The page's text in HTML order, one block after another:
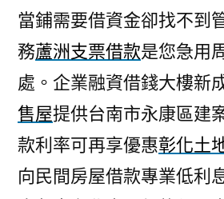
當鋪需要借資金卻找不到
務蘆洲支票借款是您急用
處。企業融資借錢大樓新
售屋提供台南市永康區建
款利率可再享優惠彰化土
向民間房屋借款專業低利